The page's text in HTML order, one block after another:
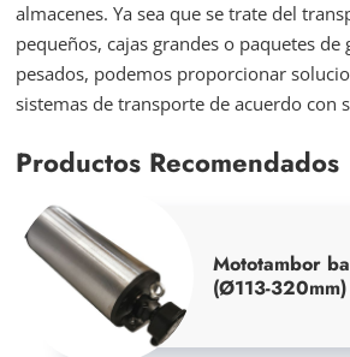
almacenes. Ya sea que se trate del
pequeños, cajas grandes o paquetes de
pesados, podemos proporcionar
sistemas de transporte de acuerdo con
Productos Recomendados
Mototambor
(Ø113-320mm)